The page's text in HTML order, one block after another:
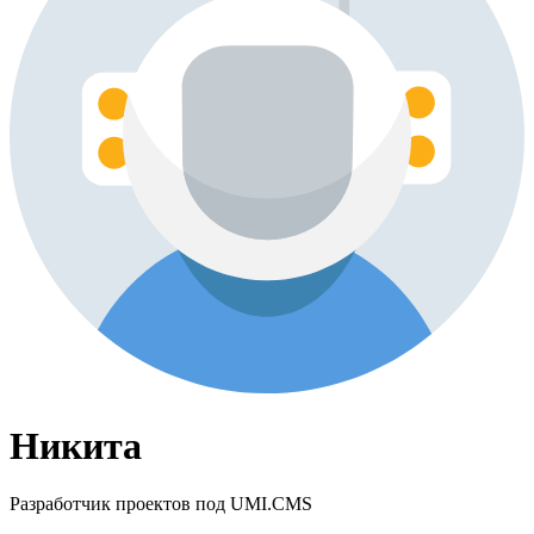
Никита
Разработчик проектов под UMI.CMS